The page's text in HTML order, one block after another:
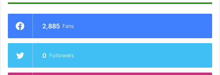
2,885 Fans
0 Followers